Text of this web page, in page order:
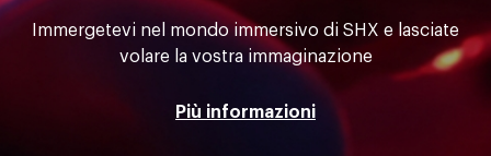
Immergetevi nel mondo immersivo di SHX e lasciate
volare la vostra immaginazione
Più informazioni